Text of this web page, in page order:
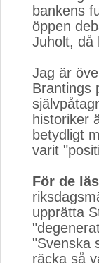
bankens
öppen
Juholt, då
Jag är
Brantings
historiker
betydligt
varit
För de
upprätta
"Svenska
räcka så